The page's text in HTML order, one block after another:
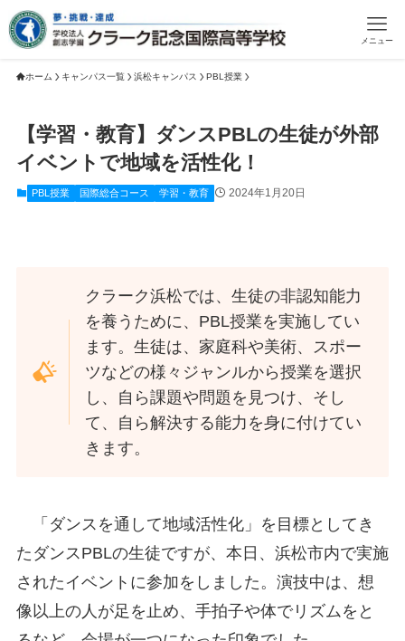
メニュー
ホーム キャンパス一覧 浜松キャンパス PBL授業
【学習・教育】ダンスPBLの生徒が外部
イベントで地域を活性化！
PBL授業 国際総合コース 学習・教育 2024年1月20日
クラーク浜松では、生徒の非認知能力
を養うために、PBL授業を実施してい
ます。生徒は、家庭科や美術、スポー
ツなどの様々ジャンルから授業を選択
し、自ら課題や問題を見つけ、そし
て、自ら解決する能力を身に付けてい
きます。
「ダンスを通して地域活性化」を目標としてき
たダンスPBLの生徒ですが、本日、浜松市内で実施
されたイベントに参加をしました。演技中は、想
像以上の人が足を止め、手拍子や体でリズムをと